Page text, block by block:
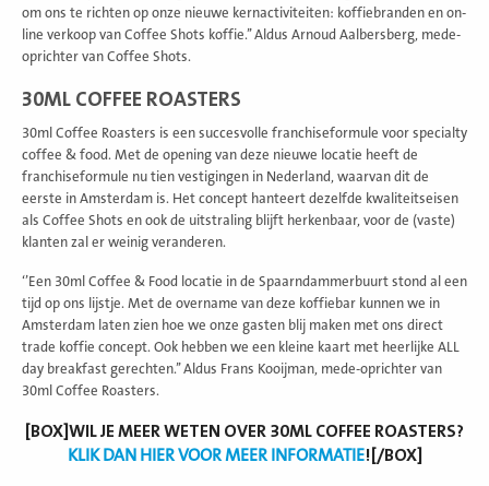
om ons te richten op onze nieuwe kernactiviteiten: koffiebranden en on-
line verkoop van Coffee Shots koffie.’’ Aldus Arnoud Aalbersberg, mede-
oprichter van Coffee Shots.
30ML COFFEE ROASTERS
30ml Coffee Roasters is een succesvolle franchiseformule voor specialty
coffee & food. Met de opening van deze nieuwe locatie heeft de
franchiseformule nu tien vestigingen in Nederland, waarvan dit de
eerste in Amsterdam is. Het concept hanteert dezelfde kwaliteitseisen
als Coffee Shots en ook de uitstraling blijft herkenbaar, voor de (vaste)
klanten zal er weinig veranderen.
‘’Een 30ml Coffee & Food locatie in de Spaarndammerbuurt stond al een
tijd op ons lijstje. Met de overname van deze koffiebar kunnen we in
Amsterdam laten zien hoe we onze gasten blij maken met ons direct
trade koffie concept. Ook hebben we een kleine kaart met heerlijke ALL
day breakfast gerechten.’’ Aldus Frans Kooijman, mede-oprichter van
30ml Coffee Roasters.
[BOX]WIL JE MEER WETEN OVER 30ML COFFEE ROASTERS?
KLIK DAN HIER VOOR MEER INFORMATIE![/BOX]